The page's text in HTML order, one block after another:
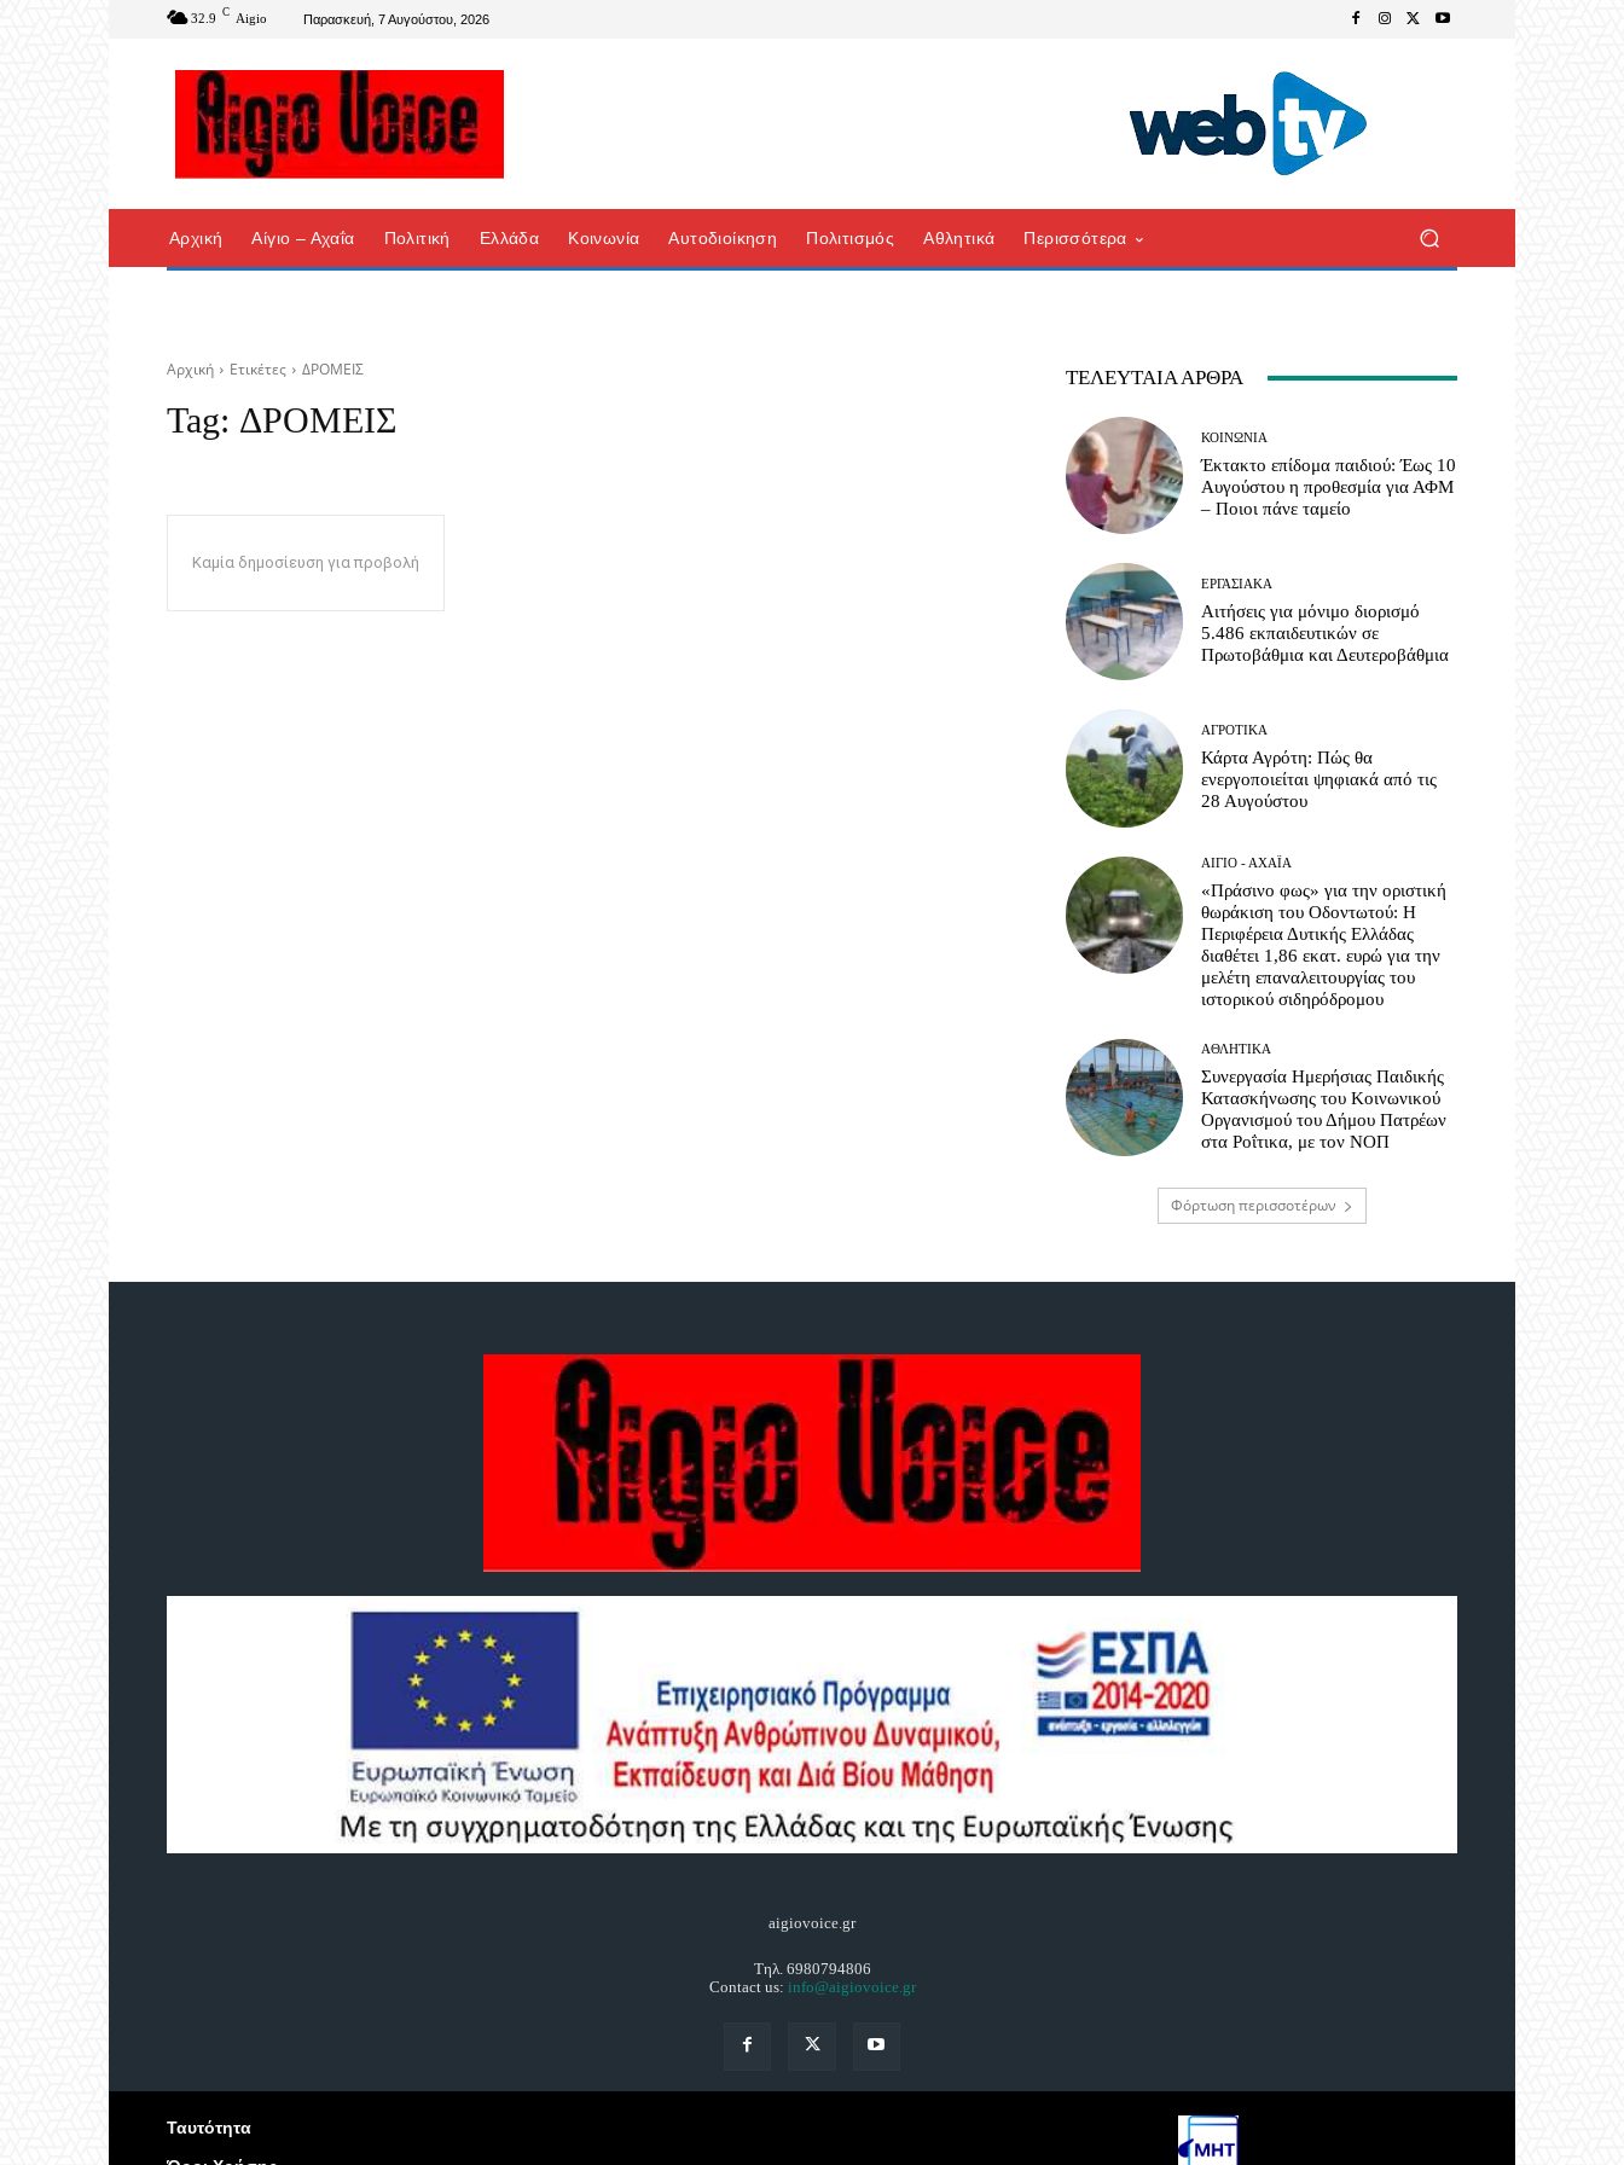
32.9 C Aigio Παρασκευή, 7 Αυγούστου, 2026
Αρχική Αίγιο – Αχαΐα Πολιτική Ελλάδα Κοινωνία Αυτοδιοίκηση Πολιτισμός Αθλητικά Περισσότερα
Αρχική Ετικέτες ΔΡΟΜΕΙΣ
Tag: ΔΡΟΜΕΙΣ
Καμία δημοσίευση για προβολή
ΤΕΛΕΥΤΑΊΑ ΆΡΘΡΑ
ΚΟΙΝΩΝΊΑ
Έκτακτο επίδομα παιδιού: Έως 10
Αυγούστου η προθεσμία για ΑΦΜ
– Ποιοι πάνε ταμείο
ΕΡΓΑΣΙΑΚΆ
Αιτήσεις για μόνιμο διορισμό
5.486 εκπαιδευτικών σε
Πρωτοβάθμια και Δευτεροβάθμια
ΑΓΡΟΤΙΚΆ
Κάρτα Αγρότη: Πώς θα
ενεργοποιείται ψηφιακά από τις
28 Αυγούστου
ΑΊΓΙΟ - ΑΧΑΪ́Α
«Πράσινο φως» για την οριστική
θωράκιση του Οδοντωτού: Η
Περιφέρεια Δυτικής Ελλάδας
διαθέτει 1,86 εκατ. ευρώ για την
μελέτη επαναλειτουργίας του
ιστορικού σιδηρόδρομου
ΑΘΛΗΤΙΚΆ
Συνεργασία Ημερήσιας Παιδικής
Κατασκήνωσης του Κοινωνικού
Οργανισμού του Δήμου Πατρέων
στα Ροΐτικα, με τον ΝΟΠ
Φόρτωση περισσοτέρων
aigiovoice.gr
Τηλ. 6980794806
Contact us: info@aigiovoice.gr
Ταυτότητα